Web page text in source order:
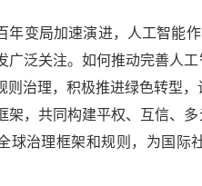
局加速演进，人工智能作
广泛关注。如何推动完善人
则治理，积极推进绿色转型
架，共同构建平权、互信、
球治理框架和规则，为国际